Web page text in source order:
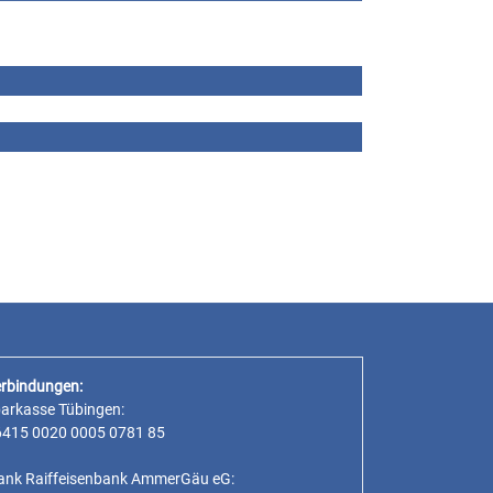
Tübingen:
0020 0005 0781 85
Raiffeisenbank AmmerGäu eG: